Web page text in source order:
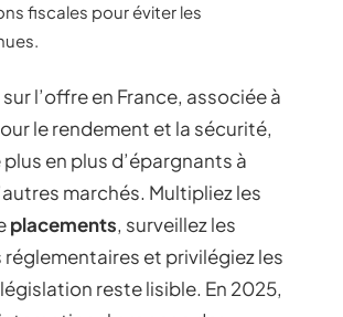
fiscales pour éviter les
l’offre en France, associée à
le rendement et la sécurité,
en plus d’épargnants à
marchés. Multipliez les
placements, surveillez les
et privilégiez les
reste lisible. En 2025,